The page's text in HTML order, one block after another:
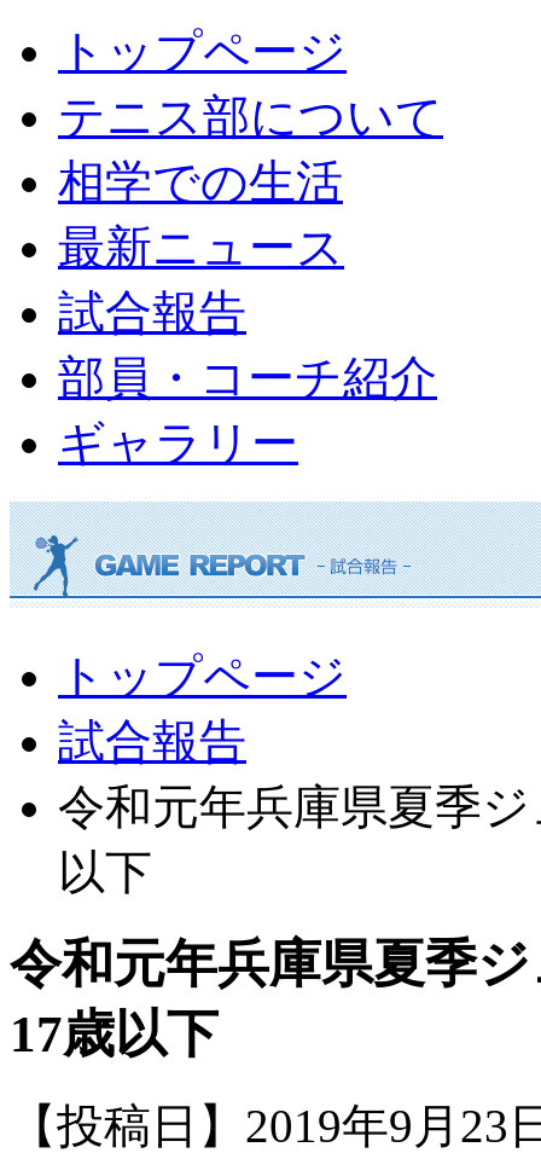
トップページ
テニス部について
相学での生活
最新ニュース
試合報告
部員・コーチ紹介
ギャラリー
トップページ
試合報告
令和元年兵庫県夏季
以下
令和元年兵庫県夏季
17歳以下
【投稿日】2019年9月23